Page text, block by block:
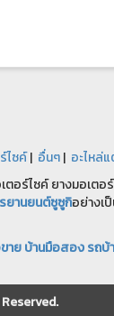
ไซค์| อื่นๆ| อะไหล่
ร์ไซค์ ยางมอเต
ยานยนต์ซูซูกิอย่างเ
าย บ้านมือสอง รถบ้